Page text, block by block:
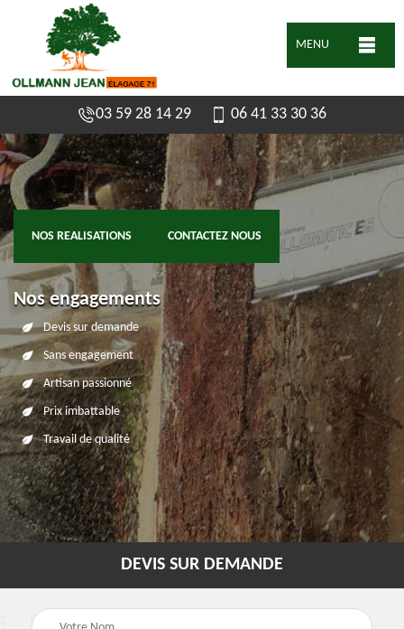
MENU
03 59 28 14 29 06 41 33 30 36
NOS REALISATIONS CONTACTEZ NOUS
Nos engagements
Devis sur demande
Sans engagement
Artisan passionné
Prix imbattable
Travail de qualité
DEVIS SUR DEMANDE